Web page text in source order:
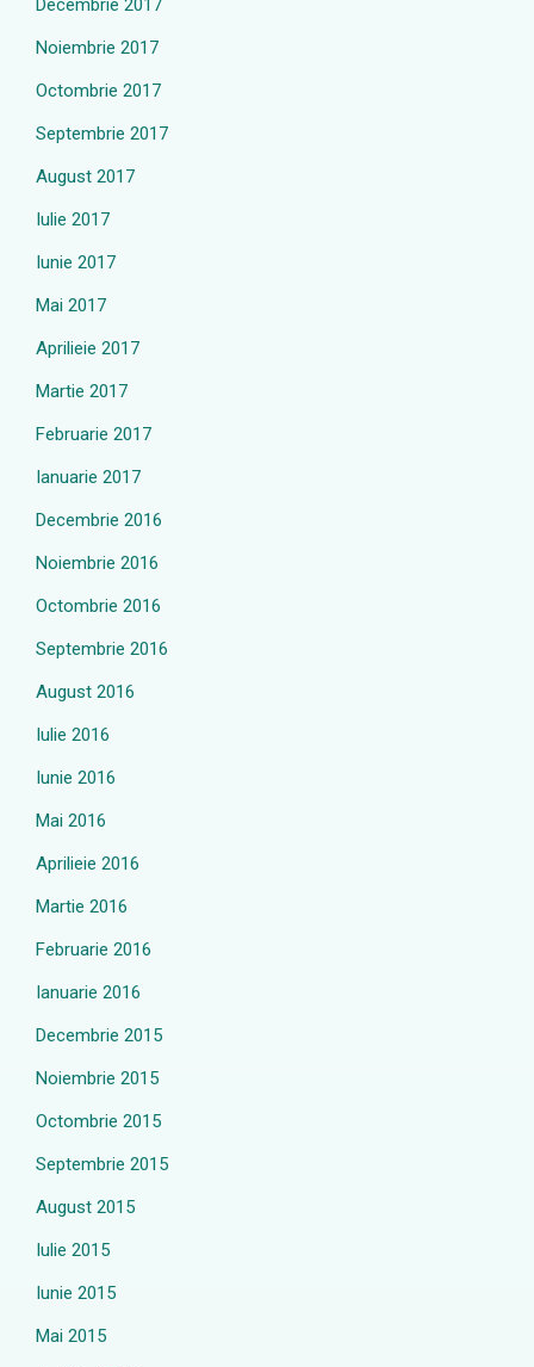
Decembrie 2017
Noiembrie 2017
Octombrie 2017
Septembrie 2017
August 2017
Iulie 2017
Iunie 2017
Mai 2017
Aprilieie 2017
Martie 2017
Februarie 2017
Ianuarie 2017
Decembrie 2016
Noiembrie 2016
Octombrie 2016
Septembrie 2016
August 2016
Iulie 2016
Iunie 2016
Mai 2016
Aprilieie 2016
Martie 2016
Februarie 2016
Ianuarie 2016
Decembrie 2015
Noiembrie 2015
Octombrie 2015
Septembrie 2015
August 2015
Iulie 2015
Iunie 2015
Mai 2015